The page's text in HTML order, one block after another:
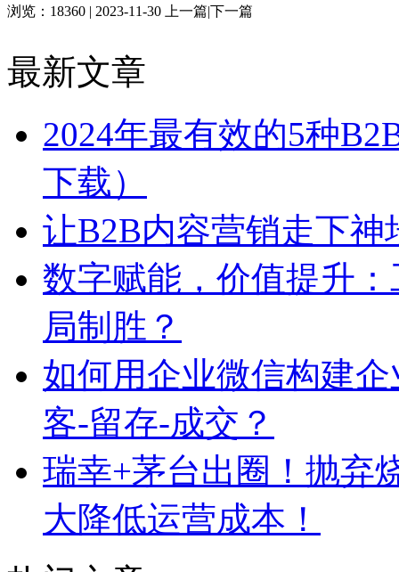
浏览：18360 | 2023-11-30 上一篇|下一篇
最新文章
2024年最有效的5种
下载）
让B2B内容营销走下神
数字赋能，价值提升
局制胜？
如何用企业微信构建
客-留存-成交？
瑞幸+茅台出圈！抛弃
大降低运营成本！